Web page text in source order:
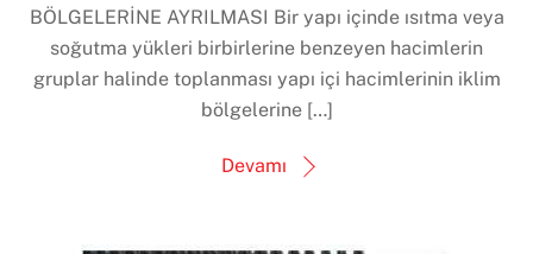
BÖLGELERİNE AYRILMASI Bir yapı içinde ısıtma veya
soğutma yükleri birbirlerine benzeyen hacimlerin
gruplar halinde toplanması yapı içi hacimlerinin iklim
bölgelerine […]
Devamı